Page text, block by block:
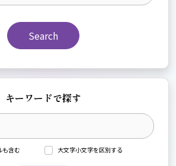
Search
キーワードで探す
も含む 大文字小文字を区別する